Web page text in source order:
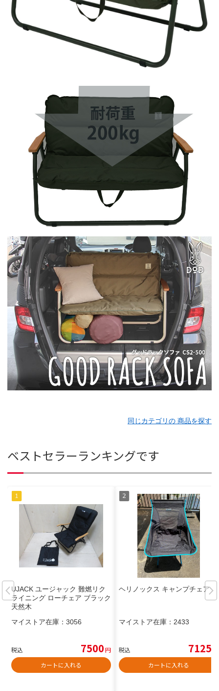
同じカテゴリの 商品を探す
ベストセラーランキングです
UJACK ユージャック 難燃リク
ライニング ローチェア ブラック
天然木
マイストア在庫： 3056
税込 7500円
カートに入れる
ヘリノックス キャンプチェア
マイストア在庫： 2433
税込 7125
カートに入れる